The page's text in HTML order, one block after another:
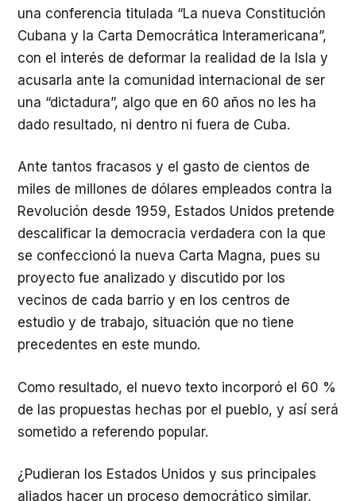
una conferencia titulada “La nueva Constitución
Cubana y la Carta Democrática Interamericana”,
con el interés de deformar la realidad de la Isla y
acusarla ante la comunidad internacional de ser
una “dictadura”, algo que en 60 años no les ha
dado resultado, ni dentro ni fuera de Cuba.
Ante tantos fracasos y el gasto de cientos de
miles de millones de dólares empleados contra la
Revolución desde 1959, Estados Unidos pretende
descalificar la democracia verdadera con la que
se confeccionó la nueva Carta Magna, pues su
proyecto fue analizado y discutido por los
vecinos de cada barrio y en los centros de
estudio y de trabajo, situación que no tiene
precedentes en este mundo.
Como resultado, el nuevo texto incorporó el 60 %
de las propuestas hechas por el pueblo, y así será
sometido a referendo popular.
¿Pudieran los Estados Unidos y sus principales
aliados hacer un proceso democrático similar,